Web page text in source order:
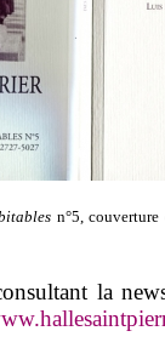
n°5, couverture
la